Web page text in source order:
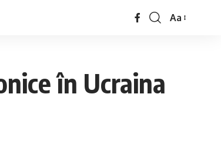
Aa
în Ucraina